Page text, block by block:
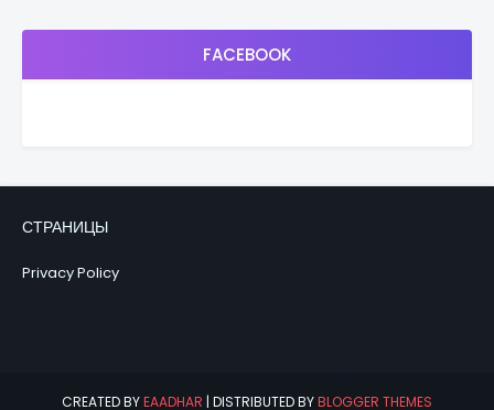
FACEBOOK
СТРАНИЦЫ
Privacy Policy
CREATED BYEAADHAR | DISTRIBUTED BYBLOGGER THEMES